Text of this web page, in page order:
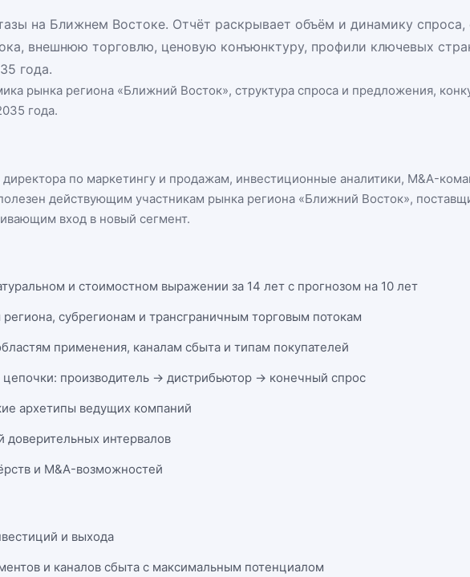
на Ближнем Востоке. Отчёт раскрывает объём и динамику спроса,
внешнюю торговлю, ценовую конъюнктуру, профили ключевых
года.
рынка региона «Ближний Восток», структура спроса и предложения,
года.
директора по маркетингу и продажам, инвестиционные аналитики, M&A-
действующим участникам рынка региона «Ближний Восток»,
вход в новый сегмент.
и стоимостном выражении за 14 лет с прогнозом на 10 лет
субрегионам и трансграничным торговым потокам
применения, каналам сбыта и типам покупателей
производитель → дистрибьютор → конечный спрос
архетипы ведущих компаний
доверительных интервалов
и M&A-возможностей
и выхода
и каналов сбыта с максимальным потенциалом